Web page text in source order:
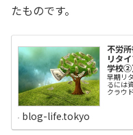
たものです。
不労
リタ
学校②
早期リ
るには
クラウ
な考
ますか
blog-life.tokyo